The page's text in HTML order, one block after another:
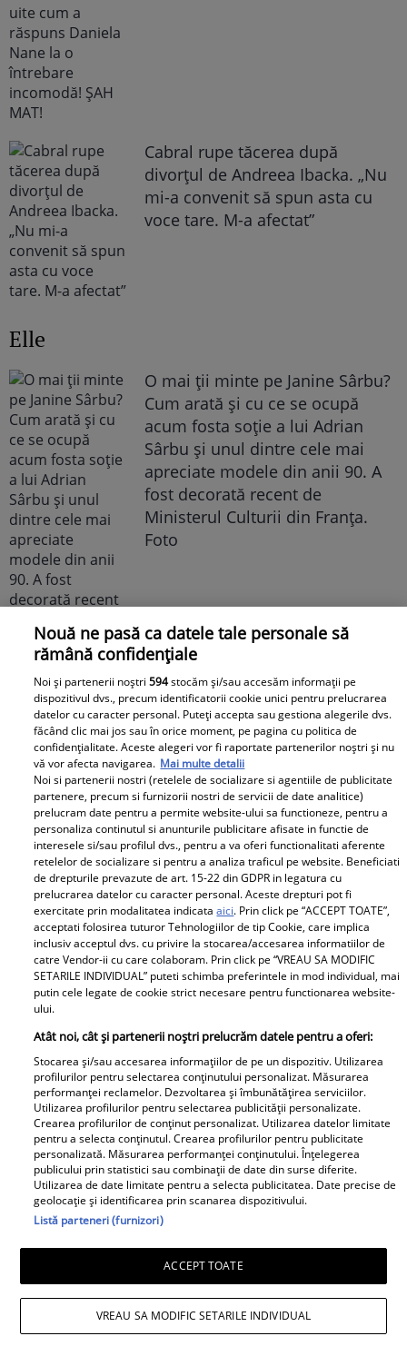
Cabral rupe tăcerea după
divorțul de Andreea Ibacka. „Nu
mi-a convenit să spun asta cu
voce tare. M-a afectat”
Elle
O mai ții minte pe Janine Sârbu?
Cum arată și cu ce se ocupă
acum fosta soție a lui Adrian
Sârbu și unul dintre cele mai
apreciate modele din anii 90. A
fost decorată recent de
Ministerul Culturii din Franța.
Foto
Noi dezvăluiri despre relația
actuală dintre Andreea Popescu
și Dan Alexa. Relația ei
extraconjugală cu antrenorul a
dus la divorțul de Rareș Cojoc,
însă nimeni nu se aștepta la ce
se întâmplă în prezent
Este în culmea fericirii! Vedeta a
devenit mamă pentru a doua
oară și a dezvăluit prima
imagine cu fiul său: „Iubirile
vieții mele” Foto
A1.ro
Poftiți pe la noi: Poftiți la
întrecere. Mirela Vaida și
Adriana Trandafir, în centrul
atenției după provocarea lui Nea
Mărin
Nouă ne pasă ca datele tale personale să
rămână confidențiale
Noi și partenerii noștri594stocăm și/sau accesăm informații pe
dispozitivul dvs., precum identificatorii cookie unici pentru prelucrarea
datelor cu caracter personal. Puteți accepta sau gestiona alegerile dvs.
făcând clic mai jos sau în orice moment, pe pagina cu politica de
confidențialitate. Aceste alegeri vor fi raportate partenerilor noștri și nu
vă vor afecta navigarea. Mai multe detalii
Noi si partenerii nostri (retelele de socializare si agentiile de publicitate
partenere, precum si furnizorii nostri de servicii de date analitice)
prelucram date pentru a permite website-ului sa functioneze, pentru a
personaliza continutul si anunturile publicitare afisate in functie de
interesele si/sau profilul dvs., pentru a va oferi functionalitati aferente
retelelor de socializare si pentru a analiza traficul pe website. Beneficiati
de drepturile prevazute de art. 15-22 din GDPR in legatura cu
prelucrarea datelor cu caracter personal. Aceste drepturi pot fi
exercitate prin modalitatea indicataaici. Prin click pe “ACCEPT TOATE”,
acceptati folosirea tuturor Tehnologiilor de tip Cookie, care implica
inclusiv acceptul dvs. cu privire la stocarea/accesarea informatiilor de
catre Vendor-ii cu care colaboram. Prin click pe “VREAU SA MODIFIC
SETARILE INDIVIDUAL” puteti schimba preferintele in mod individual, mai
putin cele legate de cookie strict necesare pentru functionarea website-
ului.
Atât noi, cât și partenerii noștri prelucrăm datele pentru a oferi:
Stocarea și/sau accesarea informațiilor de pe un dispozitiv. Utilizarea
profilurilor pentru selectarea conținutului personalizat. Măsurarea
performanței reclamelor. Dezvoltarea și îmbunătățirea serviciilor.
Utilizarea profilurilor pentru selectarea publicității personalizate.
Crearea profilurilor de conținut personalizat. Utilizarea datelor limitate
pentru a selecta conținutul. Crearea profilurilor pentru publicitate
personalizată. Măsurarea performanței conținutului. Înțelegerea
publicului prin statistici sau combinații de date din surse diferite.
Utilizarea de date limitate pentru a selecta publicitatea. Date precise de
geolocație și identificarea prin scanarea dispozitivului.
Listă parteneri (furnizori)
ACCEPT TOATE
VREAU SA MODIFIC SETARILE INDIVIDUAL